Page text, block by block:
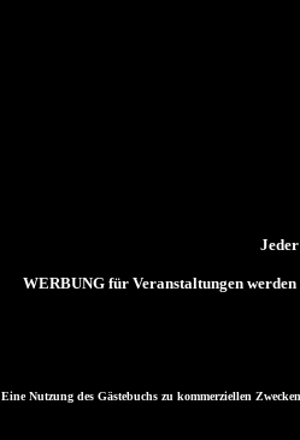
WERBUNG für Veranstaltungen
Eine Nutzung des Gästebuchs zu kommerziellen